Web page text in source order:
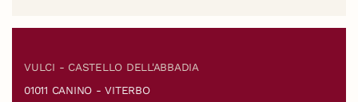
VULCI - CASTELLO DELL'ABBADIA
01011 CANINO - VITERBO